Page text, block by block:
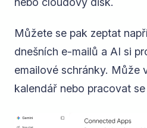
Můžete se pak zeptat
dnešních e-mailů a AI si
emailové schránky. Může
kalendář nebo pracovat